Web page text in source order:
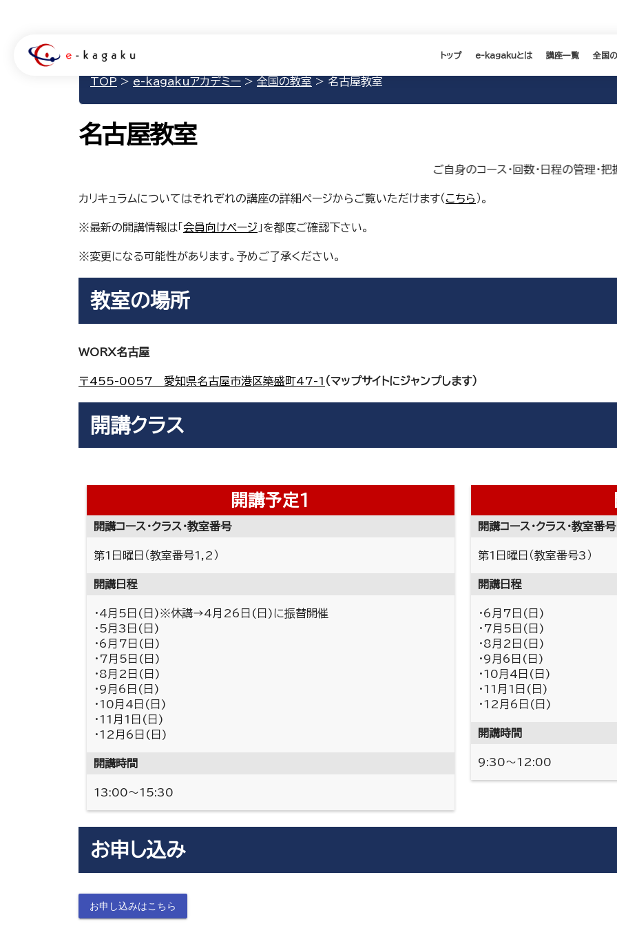
トップ e-kagakuとは 講座一覧 全国
TOP > e-kagakuアカデミー > 全国の教室 > 名古屋教室
名古屋教室
ご自身のコース・回数・日程の管理・把
カリキュラムについてはそれぞれの講座の詳細ページからご覧いただけます（ こちら ）。
※最新の開講情報は「 会員向けページ 」を都度ご確認下さい。
※変更になる可能性があります。予めご了承ください。
教室の場所
WORX名古屋
〒455-0057 愛知県名古屋市港区築盛町47-1 （マップサイトにジャンプします）
開講クラス
開講予定1
開講コース・クラス・教室番号
第1日曜日（教室番号1,2）
開講日程
・4月5日(日)※休講→4月26日(日)に振替開催
・5月3日(日)
・6月7日(日)
・7月5日(日)
・8月2日(日)
・9月6日(日)
・10月4日(日)
・11月1日(日)
・12月6日(日)
開講時間
13:00～15:30
開講コース・クラス・教室番号
第1日曜日（教室番号3）
開講日程
・6月7日(日)
・7月5日(日)
・8月2日(日)
・9月6日(日)
・10月4日(日)
・11月1日(日)
・12月6日(日)
開講時間
9:30～12:00
お申し込み
お申し込みはこちら